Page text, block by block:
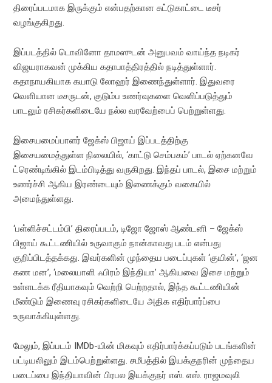
திரைப்படமாக இருக்கும் என்பதற்கான சுட்டுகாட்டை டீசர்
வழங்குகிறது.
இப்படத்தில் டொவினோ தாமஸுடன் அனுபவம் வாய்ந்த நடிகர்
விஜயராகவன் முக்கிய கதாபாத்திரத்தில் நடித்துள்ளார்.
கதாநாயகியாக கயாடு லோஹர் இணைந்துள்ளார். இதுவரை
வெளியான டீசருடன், குடும்ப உணர்வுகளை வெளிப்படுத்தும்
பாடலும் ரசிகர்களிடையே நல்ல வரவேற்பைப் பெற்றுள்ளது.
இசையமைப்பாளர் ஜேக்ஸ் பிஜாய் இப்படத்திற்கு
இசையமைத்துள்ள நிலையில், ‘காட்டு செம்பகம்’ பாடல் ஏற்கனவே
ட்ரெண்டிங்கில் இடம்பிடித்து வருகிறது. இந்தப் பாடல், இசை மற்றும்
உணர்ச்சி ஆகிய இரண்டையும் இணைக்கும் வகையில்
அமைந்துள்ளது.
‘பள்ளிச்சட்டம்பி’ திரைப்படம், டிஜோ ஜோஸ் ஆண்டனி – ஜேக்ஸ்
பிஜாய் கூட்டணியில் உருவாகும் நான்காவது படம் என்பது
குறிப்பிடத்தக்கது. இவர்களின் முந்தைய படைப்புகள் ‘குயின்’, ‘ஜன
கண மன’, ‘மலையாளி ஃபிரம் இந்தியா’ ஆகியவை இசை மற்றும்
உள்ளடக்க ரீதியாகவும் வெற்றி பெற்றதால், இந்த கூட்டணியின்
மீண்டும் இணைவு ரசிகர்களிடையே அதிக எதிர்பார்ப்பை
உருவாக்கியுள்ளது.
மேலும், இப்படம் IMDb-யின் மிகவும் எதிர்பார்க்கப்படும் படங்களின்
பட்டியலிலும் இடம்பெற்றுள்ளது. சமீபத்தில் இயக்குநரின் முந்தைய
படைப்பை இந்தியாவின் பிரபல இயக்குநர் எஸ். எஸ். ராஜமவுலி